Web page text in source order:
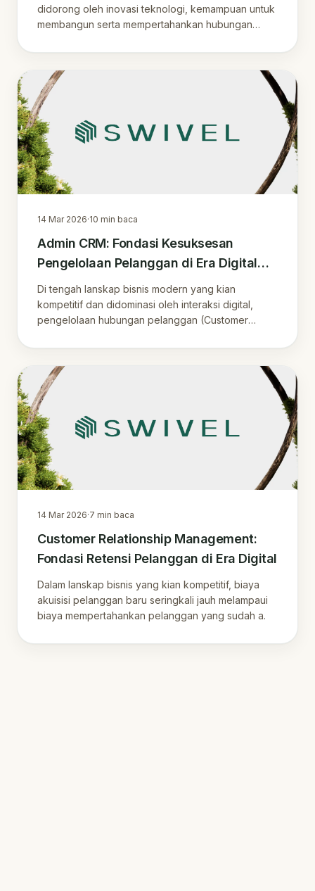
didorong oleh inovasi teknologi, kemampuan untuk
membangun serta mempertahankan hubungan
14 Mar 2026·10 min baca
Admin CRM: Fondasi Kesuksesan
Pengelolaan Pelanggan di Era Digital
Indonesia
Di tengah lanskap bisnis modern yang kian
kompetitif dan didominasi oleh interaksi digital,
pengelolaan hubungan pelanggan (Customer
14 Mar 2026·7 min baca
Customer Relationship Management:
Fondasi Retensi Pelanggan di Era Digital
Dalam lanskap bisnis yang kian kompetitif, biaya
akuisisi pelanggan baru seringkali jauh melampaui
biaya mempertahankan pelanggan yang sudah a.